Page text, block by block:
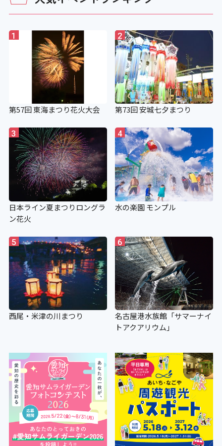
1
第57回 東海まつり花火大会
2
第73回 安城七夕まつり
3
日本ライン夏まつりロングラ
ン花火
4
水の楽園 モンプル
5
西尾・米津の川まつり
6
名古屋港水族館「サマーナイ
トアクアリウム」